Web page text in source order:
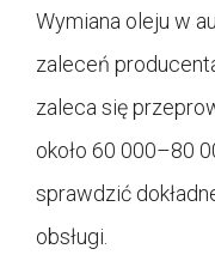
Wymiana oleju w
zaleceń
zaleca się
około 60 000–80
sprawdzić
obsługi.